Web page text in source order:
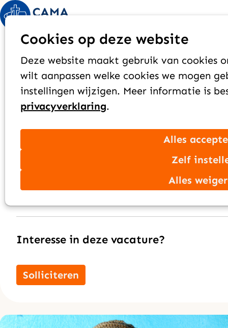
Cookies op deze website
Deze website maakt gebruik van cookies
wilt aanpassen welke cookies we mogen
instellingen wijzigen. Meer informatie is
privacyverklaring.
Alles
Zelf
Alles
West-Afrikaanse stad
Long-term
Interesse in deze vacature?
Solliciteren